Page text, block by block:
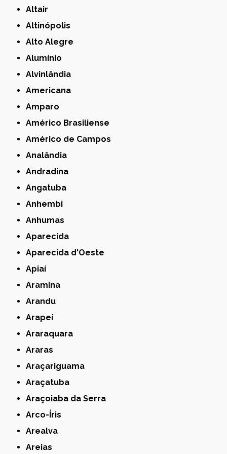
Altair
Altinópolis
Alto Alegre
Alumínio
Alvinlândia
Americana
Amparo
Américo Brasiliense
Américo de Campos
Analândia
Andradina
Angatuba
Anhembi
Anhumas
Aparecida
Aparecida d'Oeste
Apiaí
Aramina
Arandu
Arapeí
Araraquara
Araras
Araçariguama
Araçatuba
Araçoiaba da Serra
Arco-Íris
Arealva
Areias